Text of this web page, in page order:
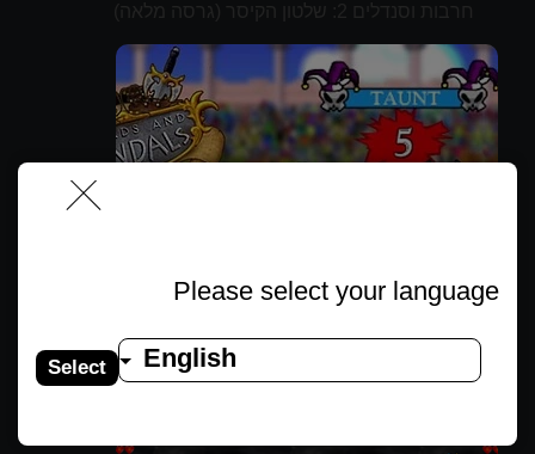
Please select your language
English
Select